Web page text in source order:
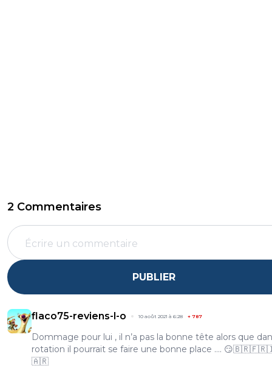
2 Commentaires
PUBLIER
flaco75-reviens-l-o 10 août 2021 à 6:28 + 787
Dommage pour lui , il n’a pas la bonne tête alors que
rotation il pourrait se faire une bonne place ….
🇦🇷